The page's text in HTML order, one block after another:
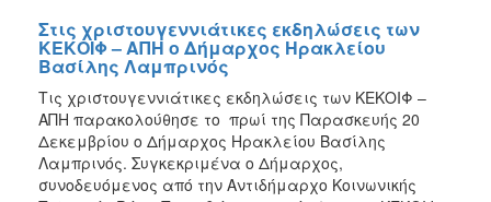
Στις χριστουγεννιάτικες εκδηλώσεις των
ΚΕΚΟΙΦ – ΑΠΗ ο Δήμαρχος Ηρακλείου
Βασίλης Λαμπρινός
Τις χριστουγεννιάτικες εκδηλώσεις των ΚΕΚΟΙΦ –
ΑΠΗ παρακολούθησε το πρωί της Παρασκευής 20
Δεκεμβρίου ο Δήμαρχος Ηρακλείου Βασίλης
Λαμπρινός. Συγκεκριμένα ο Δήμαρχος,
συνοδευόμενος από την Αντιδήμαρχο Κοινωνικής